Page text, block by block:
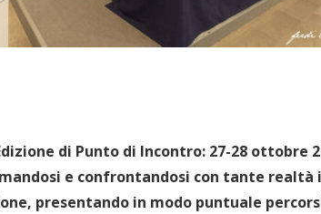
di Punto di Incontro: 27-28 ottobre
e confrontandosi con tante
presentando in modo puntuale